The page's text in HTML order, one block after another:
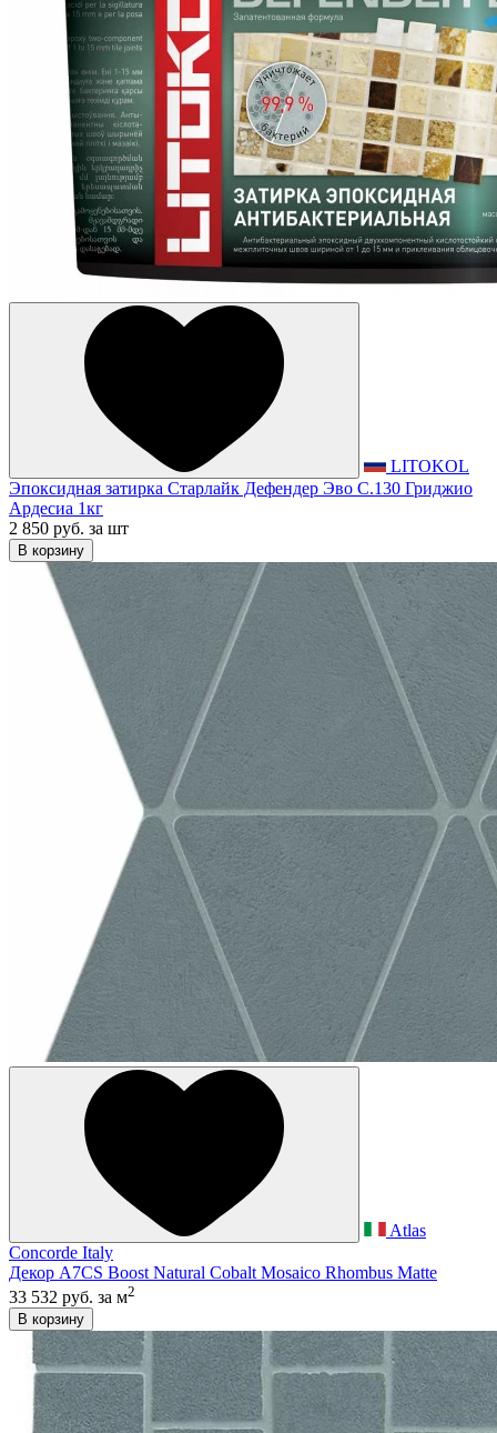
LITOKOL
Эпоксидная затирка Старлайк Дефендер Эво С.130 Гриджио
Ардесиа 1кг
2 850 руб. за шт
В корзину
Atlas
Concorde Italy
Декор A7CS Boost Natural Cobalt Mosaico Rhombus Matte
33 532 руб. за м2
В корзину